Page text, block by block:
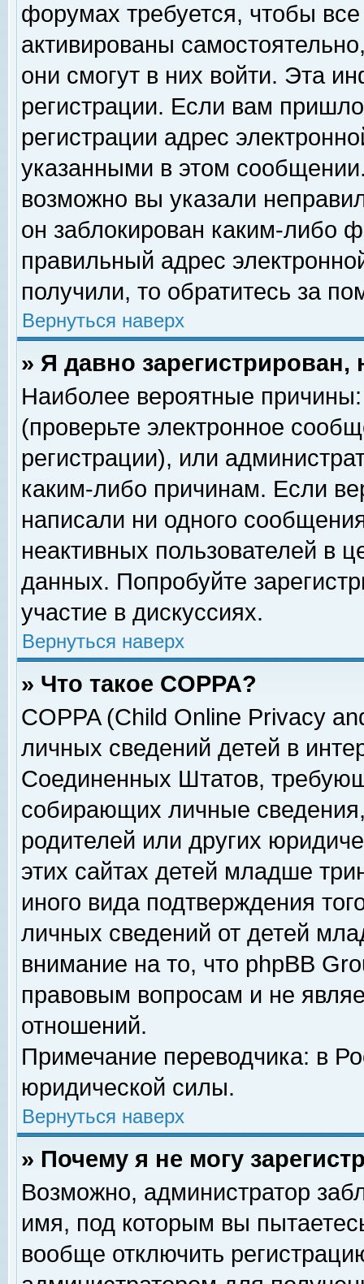
форумах требуется, чтобы
активированы
они смогут в них войти. Эта
регистрации. Если вам
регистрации адрес
указанными в этом
возможно вы указали
он заблокирован каким-либо
правильный адрес
получили, то обратитесь за
Вернуться наверх
» Я давно
Наиболее вероятные
(проверьте электронное
регистрации), или
каким-либо причинам. Если
написали ни одного
неактивных пользователей в
данных. Попробуйте
участие в дискуссиях.
Вернуться наверх
» Что такое COPPA?
COPPA (Child Online Privacy
личных сведений детей в
Соединенных Штатов,
собирающих личные
родителей или других
этих сайтах детей младше
иного вида подтверждения
личных сведений от детей
внимание на то, что phpBB
правовым вопросам и не
отношений.
Примечание переводчика: в
юридической силы.
Вернуться наверх
» Почему я не могу
Возможно, администратор
имя, под которым вы
вообще отключить